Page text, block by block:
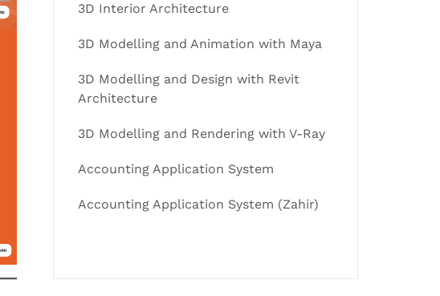
3D Interior Architecture
3D Modelling and Animation with Maya
3D Modelling and Design with Revit
Architecture
3D Modelling and Rendering with V-Ray
Accounting Application System
Accounting Application System (Zahir)